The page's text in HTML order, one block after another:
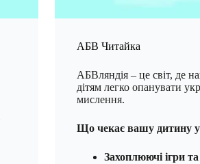
АБВ Читайка
АБВляндія – це світ, де
дітям легко опанувати
мислення.
Що чекає вашу дитину
Захоплюючі ігри